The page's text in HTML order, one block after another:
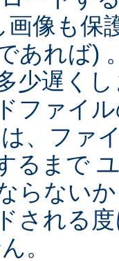
画像も保
あれば)
少遅く
ファイ
、ファ
るまで
らない
される
。